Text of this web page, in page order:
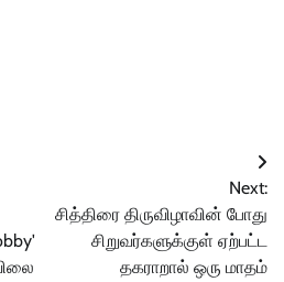
Next:
சித்திரை திருவிழாவின் போது
சிறுவர்களுக்குள் ஏற்பட்ட
தகராறால் ஒரு மாதம்